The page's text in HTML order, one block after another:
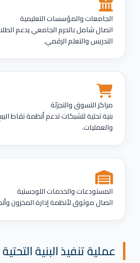
الجامعات والمؤسسات التعليمية
اتصال شامل بالحرم الجامعي يدعم
التدريس والتعلم الرقمي.
مراكز التسوق والتجزئة
بنية تحتية للشبكات تدعم أنظمة نقاط
والعمليات.
المستودعات والخدمات اللوجستية
اتصال موثوق لأنظمة إدارة المخزون
عملية تنفيذ البنية